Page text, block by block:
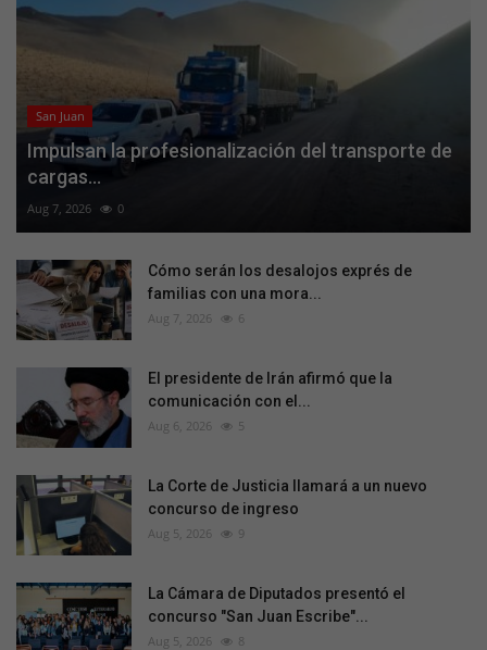
San Juan
Impulsan la profesionalización del transporte de
cargas...
Aug 7, 2026 0
Cómo serán los desalojos exprés de
familias con una mora...
Aug 7, 2026 6
El presidente de Irán afirmó que la
comunicación con el...
Aug 6, 2026 5
La Corte de Justicia llamará a un nuevo
concurso de ingreso
Aug 5, 2026 9
La Cámara de Diputados presentó el
concurso "San Juan Escribe"...
Aug 5, 2026 8